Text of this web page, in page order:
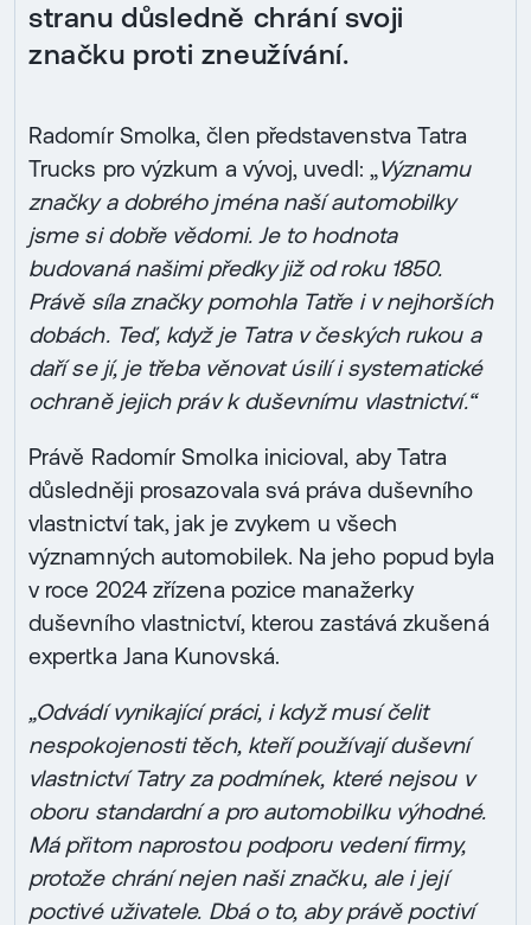
stranu důsledně chrání svoji
značku proti zneužívání.
Radomír Smolka, člen představenstva Tatra
Trucks pro výzkum a vývoj, uvedl: „Významu
značky a dobrého jména naší automobilky
jsme si dobře vědomi. Je to hodnota
budovaná našimi předky již od roku 1850.
Právě síla značky pomohla Tatře i v nejhorších
dobách. Teď, když je Tatra v českých rukou a
daří se jí, je třeba věnovat úsilí i systematické
ochraně jejich práv k duševnímu vlastnictví.“
Právě Radomír Smolka inicioval, aby Tatra
důsledněji prosazovala svá práva duševního
vlastnictví tak, jak je zvykem u všech
významných automobilek. Na jeho popud byla
v roce 2024 zřízena pozice manažerky
duševního vlastnictví, kterou zastává zkušená
expertka Jana Kunovská.
„Odvádí vynikající práci, i když musí čelit
nespokojenosti těch, kteří používají duševní
vlastnictví Tatry za podmínek, které nejsou v
oboru standardní a pro automobilku výhodné.
Má přitom naprostou podporu vedení firmy,
protože chrání nejen naši značku, ale i její
poctivé uživatele. Dbá o to, aby právě poctiví